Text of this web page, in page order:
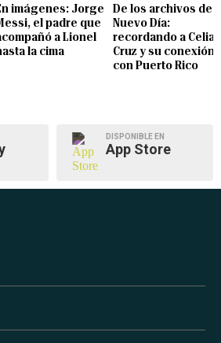
imágenes: Jorge
el padre que
a Lionel
la cima
De los archivos de
Nuevo Día:
recordando a Celia
Cruz y su conexión
con Puerto Rico
DISPONIBLE EN
App Store